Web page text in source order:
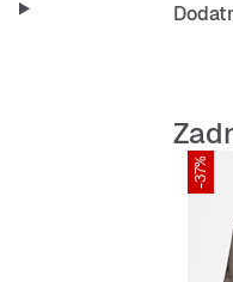
-37%